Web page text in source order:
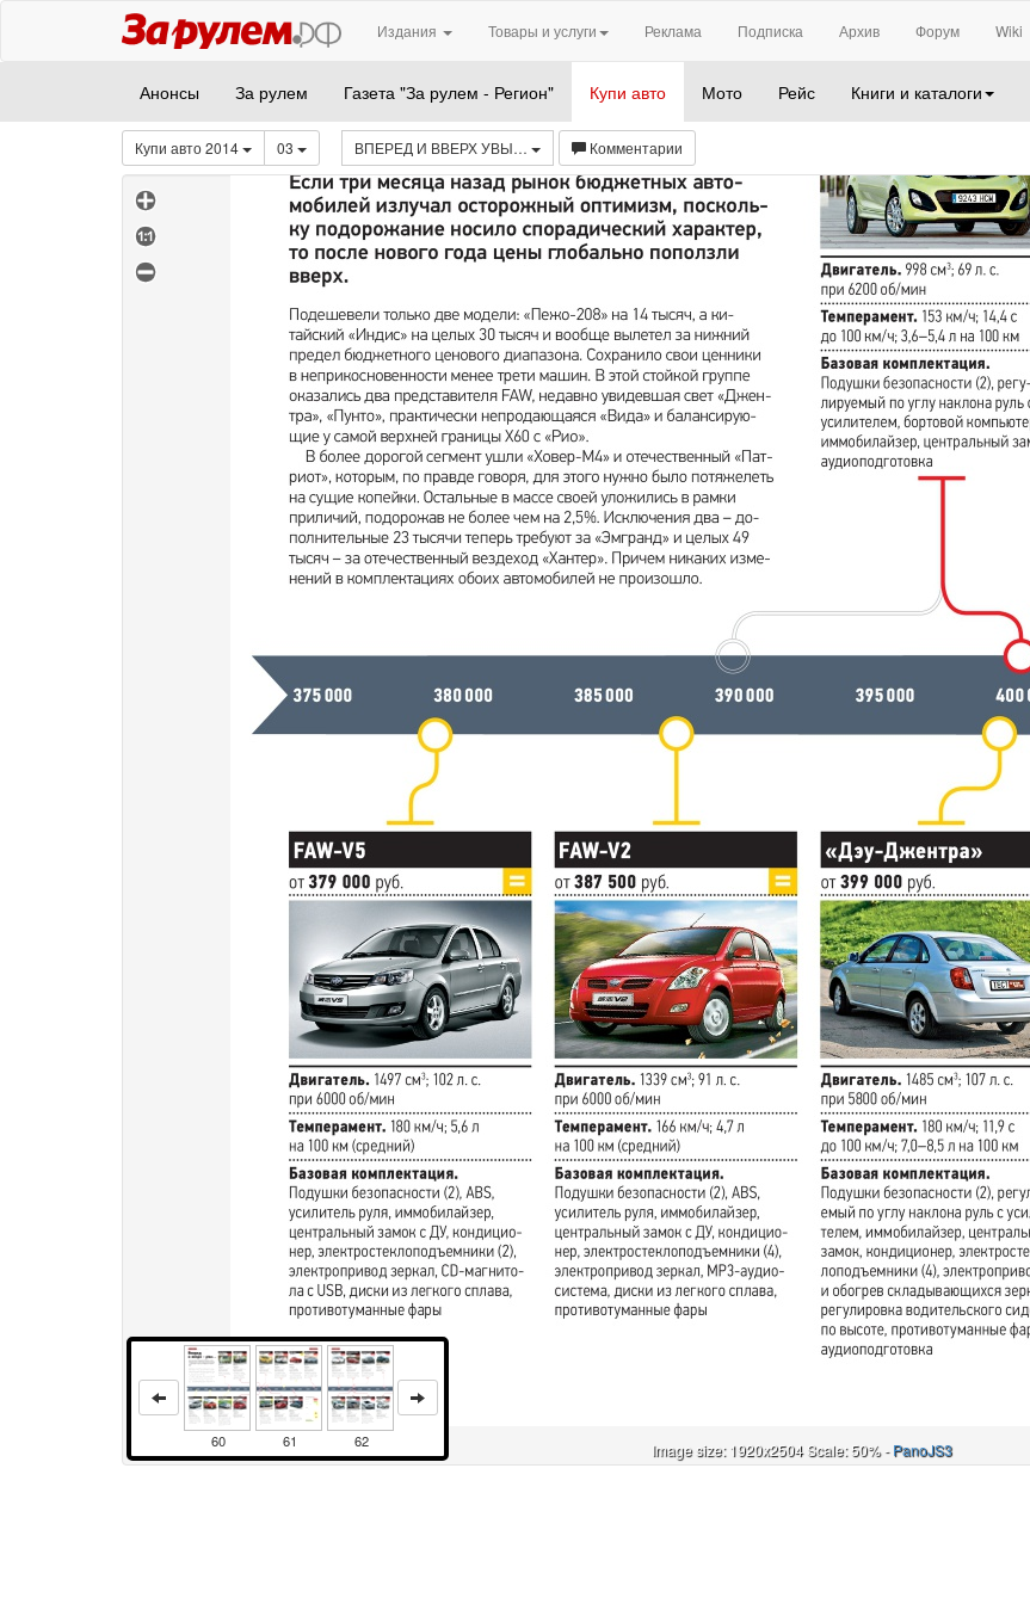
Издания Товары и услуги Реклама Подписка Архив Форум Wiki
Анонсы За рулем Газета "За рулем - Регион" Купи авто Мото Рейс Книги и каталоги
Купи авто 2014 03 ВПЕРЕД И ВВЕРХ УВЫ… Комментарии
60 61 62 Image size: 1920x2504 Scale: 50% -PanoJS3